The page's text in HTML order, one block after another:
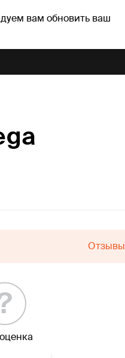
вам обновить ваш
Отзывы